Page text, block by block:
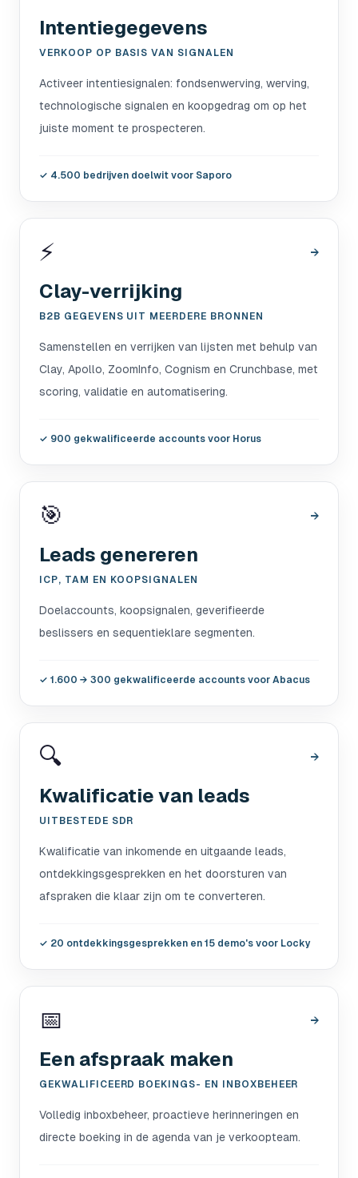
Intentiegegevens
VERKOOP OP BASIS VAN SIGNALEN
Activeer intentiesignalen: fondsenwerving, werving,
technologische signalen en koopgedrag om op het
juiste moment te prospecteren.
✓ 4.500 bedrijven doelwit voor Saporo
⚡ →
Clay-verrijking
B2B GEGEVENS UIT MEERDERE BRONNEN
Samenstellen en verrijken van lijsten met behulp van
Clay, Apollo, ZoomInfo, Cognism en Crunchbase, met
scoring, validatie en automatisering.
✓ 900 gekwalificeerde accounts voor Horus
🎯 →
Leads genereren
ICP, TAM EN KOOPSIGNALEN
Doelaccounts, koopsignalen, geverifieerde
beslissers en sequentieklare segmenten.
✓ 1.600 → 300 gekwalificeerde accounts voor Abacus
🔍 →
Kwalificatie van leads
UITBESTEDE SDR
Kwalificatie van inkomende en uitgaande leads,
ontdekkingsgesprekken en het doorsturen van
afspraken die klaar zijn om te converteren.
✓ 20 ontdekkingsgesprekken en 15 demo's voor Locky
📅 →
Een afspraak maken
GEKWALIFICEERD BOEKINGS- EN INBOXBEHEER
Volledig inboxbeheer, proactieve herinneringen en
directe boeking in de agenda van je verkoopteam.